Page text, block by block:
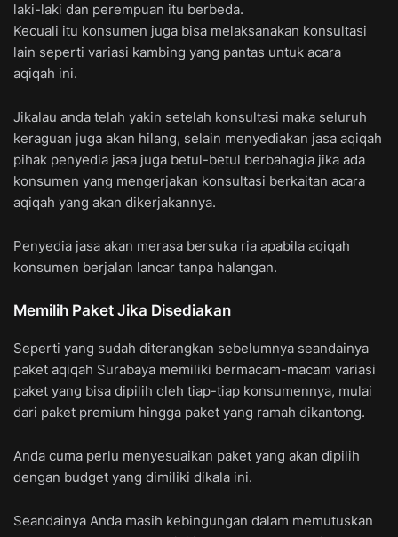
laki-laki dan perempuan itu berbeda.
Kecuali itu konsumen juga bisa melaksanakan konsultasi
lain seperti variasi kambing yang pantas untuk acara
aqiqah ini.
Jikalau anda telah yakin setelah konsultasi maka seluruh
keraguan juga akan hilang, selain menyediakan jasa aqiqah
pihak penyedia jasa juga betul-betul berbahagia jika ada
konsumen yang mengerjakan konsultasi berkaitan acara
aqiqah yang akan dikerjakannya.
Penyedia jasa akan merasa bersuka ria apabila aqiqah
konsumen berjalan lancar tanpa halangan.
Memilih Paket Jika Disediakan
Seperti yang sudah diterangkan sebelumnya seandainya
paket aqiqah Surabaya memiliki bermacam-macam variasi
paket yang bisa dipilih oleh tiap-tiap konsumennya, mulai
dari paket premium hingga paket yang ramah dikantong.
Anda cuma perlu menyesuaikan paket yang akan dipilih
dengan budget yang dimiliki dikala ini.
Seandainya Anda masih kebingungan dalam memutuskan